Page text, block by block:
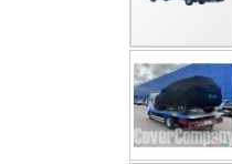
galerie
d’images